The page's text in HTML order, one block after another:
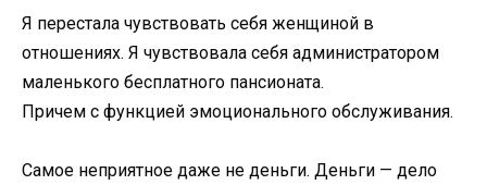
Я перестала чувствовать себя женщиной в
отношениях. Я чувствовала себя администратором
маленького бесплатного пансионата.
Причем с функцией эмоционального обслуживания.
Самое неприятное даже не деньги. Деньги — дело